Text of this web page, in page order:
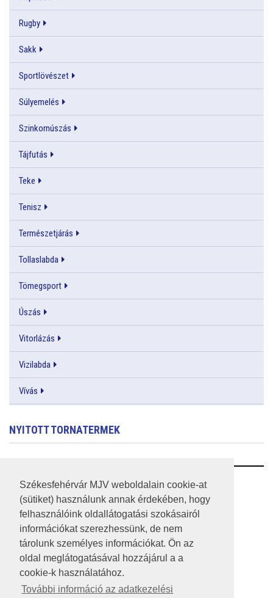
Székesfehérvár MJV weboldalain cookie-at
(sütiket) használunk annak érdekében, hogy
felhasználóink oldallátogatási szokásairól
információkat szerezhessünk, de nem
tárolunk személyes információkat. Ön az
oldal meglátogatásával hozzájárul a a
cookie-k használatához.
További információ az adatkezelési
Rugby
Sakk
Sportlövészet
Súlyemelés
Szinkornúszás
Tájfutás
Teke
Tenisz
Természetjárás
Tollaslabda
Tömegsport
Úszás
Vitorlázás
Vizilabda
Vívás
NYITOTT TORNATERMEK
RSS
A HONLAP 2017.03.31-I ÁLLAPOTA
JOGI NYILATKOZAT
IMPRESSZUM